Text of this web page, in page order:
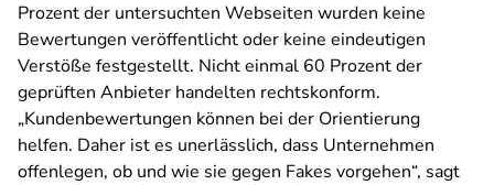
Prozent der untersuchten Webseiten wurden keine
Bewertungen veröffentlicht oder keine eindeutigen
Verstöße festgestellt. Nicht einmal 60 Prozent der
geprüften Anbieter handelten rechtskonform.
„Kundenbewertungen können bei der Orientierung
helfen. Daher ist es unerlässlich, dass Unternehmen
offenlegen, ob und wie sie gegen Fakes vorgehen“, sagt